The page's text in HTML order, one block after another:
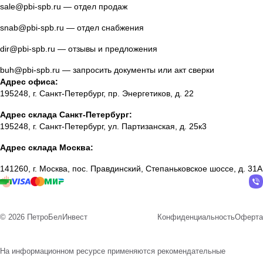
sale@pbi-spb.ru — отдел продаж
snab@pbi-spb.ru — отдел снабжения
dir@pbi-spb.ru — отзывы и предложения
buh@pbi-spb.ru — запросить документы или акт сверки
Адрес офиса:
195248, г. Санкт-Петербург, пр. Энергетиков, д. 22
Адрес склада Санкт-Петербург:
195248, г. Санкт-Петербург, ул. Партизанская, д. 25к3
Адрес склада Москва:
141260, г. Москва, пос. Правдинский, Степаньковское шоссе, д. 31А
© 2026 ПетроБелИнвест КонфиденциальностьОферта
На информационном ресурсе применяются рекомендательные